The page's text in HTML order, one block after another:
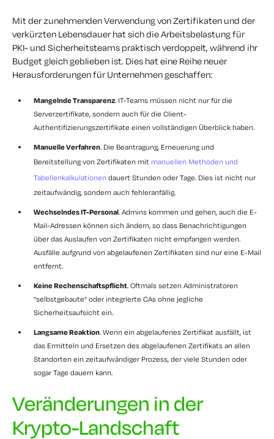
Mit der zunehmenden Verwendung von Zertifikaten und der
verkürzten Lebensdauer hat sich die Arbeitsbelastung für
PKI- und Sicherheitsteams praktisch verdoppelt, während ihr
Budget gleich geblieben ist. Dies hat eine Reihe neuer
Herausforderungen für Unternehmen geschaffen:
Mangelnde Transparenz. IT-Teams müssen nicht nur für die
Serverzertifikate, sondern auch für die Client-
Authentifizierungszertifikate einen vollständigen Überblick haben.
Manuelle Verfahren. Die Beantragung, Erneuerung und
Bereitstellung von Zertifikaten mit manuellen Methoden und
Tabellenkalkulationen dauert Stunden oder Tage. Dies ist nicht nur
zeitaufwändig, sondern auch fehleranfällig.
Wechselndes IT-Personal. Admins kommen und gehen, auch die E-
Mail-Adressen können sich ändern, so dass Benachrichtigungen
über das Auslaufen von Zertifikaten nicht empfangen werden.
Ausfälle aufgrund von abgelaufenen Zertifikaten sind nur eine E-Mail
entfernt.
Keine Rechenschaftspflicht. Oftmals setzen Administratoren
"selbstgebaute" oder integrierte CAs ohne jegliche
Sicherheitsaufsicht ein.
Langsame Reaktion. Wenn ein abgelaufenes Zertifikat ausfällt, ist
das Ermitteln und Ersetzen des abgelaufenen Zertifikats an allen
Standorten ein zeitaufwändiger Prozess, der viele Stunden oder
sogar Tage dauern kann.
Veränderungen in der
Krypto-Landschaft